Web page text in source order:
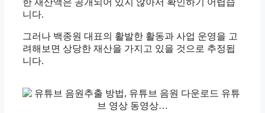
니다.
그러나 백종원 대표의 활발한 활동과 사업 운영을 고
려해보면 상당한 재산을 가지고 있을 것으로 추정됩
니다.